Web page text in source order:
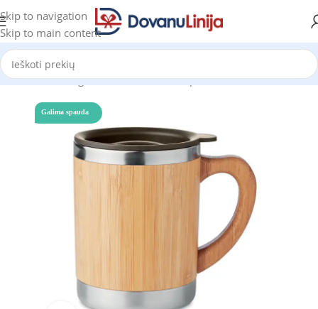
Skip to navigation
Skip to main content
Pradžia Katalogas Puodeliai ir termo puodeliai Puodeliai
Galima spauda